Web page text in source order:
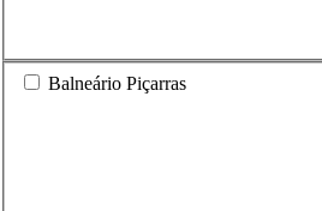
Balneário Piçarras